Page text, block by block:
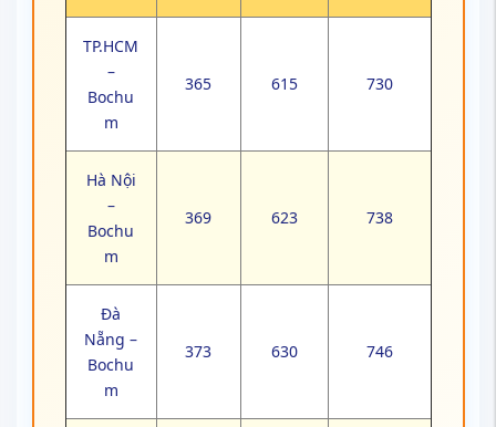
TP.HCM
–
Bochu
m
365 615 730
Hà Nội
–
Bochu
m
369 623 738
Đà
Nẵng –
Bochu
m
373 630 746